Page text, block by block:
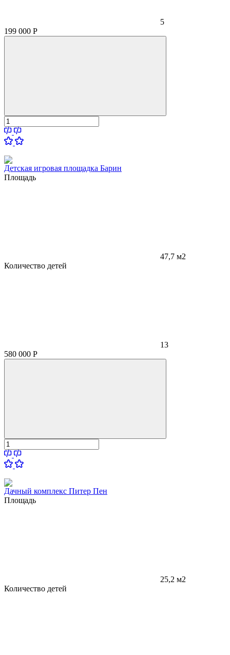
5
199 000 Р
Детская игровая площадка Барин
Площадь
47,7 м2
Количество детей
13
580 000 Р
Дачный комплекс Питер Пен
Площадь
25,2 м2
Количество детей